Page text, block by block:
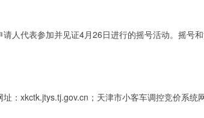
人代表参加并见证4月26日进行的摇号活动。摇号
：xkctk.jtys.tj.gov.cn；天津市小客车调控竞价系统